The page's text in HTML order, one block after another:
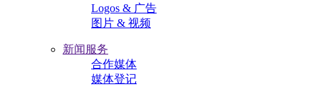
Logos & 广告
图片 & 视频
新闻服务
合作媒体
媒体登记